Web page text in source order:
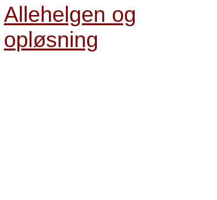
Allehelgen og
opløsning